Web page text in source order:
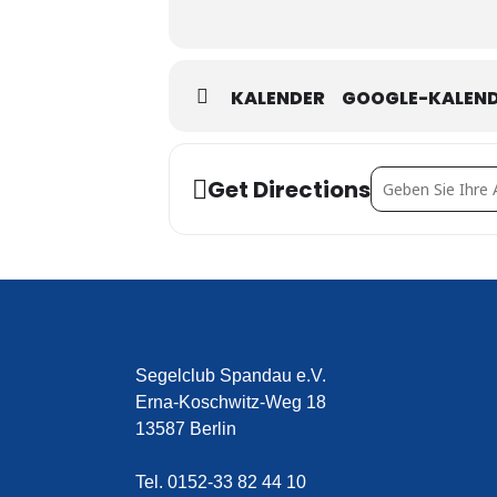
KALENDER GOOGLE-
Get DirectionsAddress - Willi-
Segelclub Spandau e.V.
Erna-Koschwitz-Weg 18
13587 Berlin
Tel. 0152-33 82 44 10